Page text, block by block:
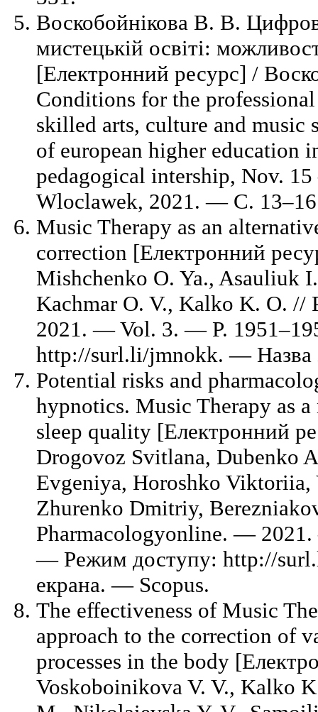
Воскобойнікова В. В.
мистецькій освіті:
[Електронний ресурс] /
Conditions for the
skilled arts, culture and music
of european higher education
pedagogical intership, Nov.
Wloclawek, 2021. — С.
Music Therapy as an
correction [Електронний
Mishchenko O. Ya., Asauliuk
Kachmar O. V., Kalko K. O.
2021. — Vol. 3. — P.
http://surl.li/jmnokk. — Назва
Potential risks and
hypnotics. Music Therapy as
sleep quality [Електронний
Drogovoz Svitlana, Dubenko
Evgeniya, Horoshko
Zhurenko Dmitriy,
Pharmacologyonline. —
— Режим доступу: http://
екрана. — Scopus.
The effectiveness of Music
approach to the correction of
processes in the body
Voskoboinikova V. V., Kalko